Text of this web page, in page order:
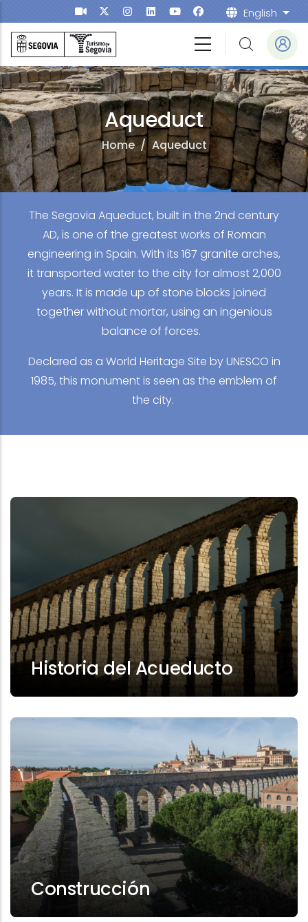
Skip to main content English List
Aqueduct
Home/ Aqueduct
The Segovia Aqueduct, built in the 2nd century
AD, is one of the greatest works of Roman
engineering in Spain. With its 167 granite arches,
it transported water to the city for almost 2,000
years. It is made up of stone blocks joined
together without mortar, using an ingenious
balance of forces.
Declared as a World Heritage Site by UNESCO in
1985, this monument is seen as the emblem of
the city.
Historia del Acueducto
Construcción